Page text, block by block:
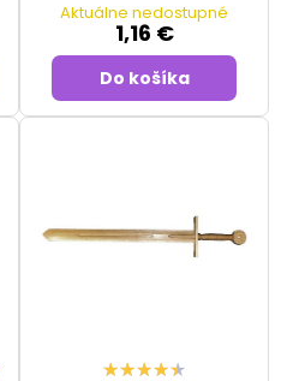
Aktuálne nedostupné
1,16 €
Do košíka